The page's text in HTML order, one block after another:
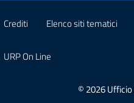
Crediti Elenco siti tematici
URP On Line
© 2026 Ufficio